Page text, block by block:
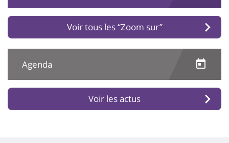
Voir tous les “Zoom sur”
Agenda
Voir les actus